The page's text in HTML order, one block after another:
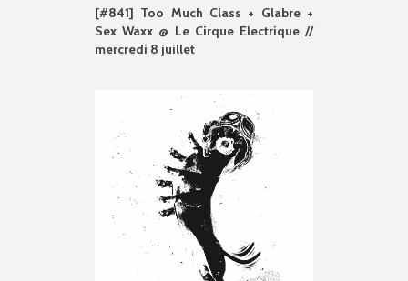
[#841] Too Much Class + Glabre +
Sex Waxx @ Le Cirque Electrique //
mercredi 8 juillet